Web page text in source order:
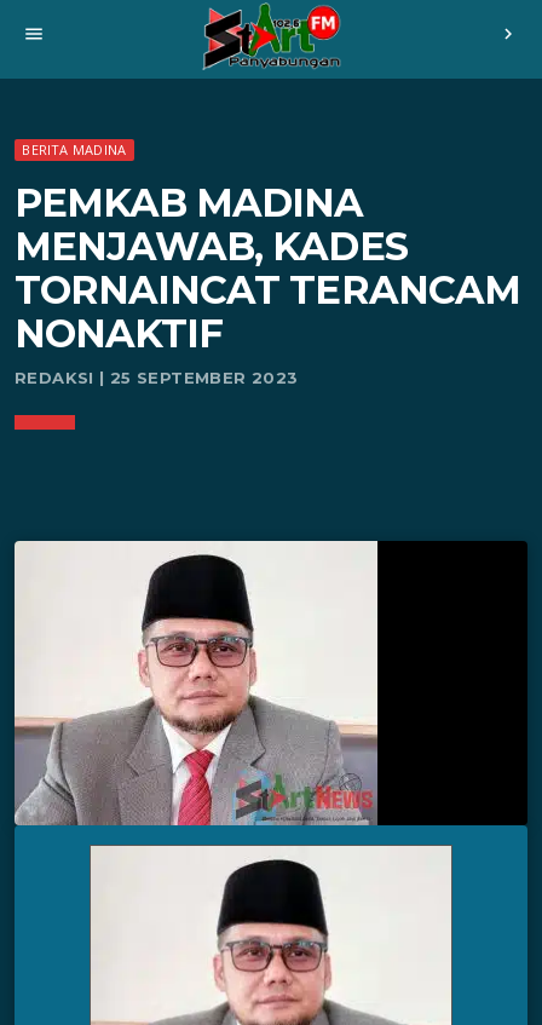
menu chevron_right
BERITA MADINA
PEMKAB MADINA
MENJAWAB, KADES
TORNAINCAT TERANCAM
NONAKTIF
REDAKSI | 25 SEPTEMBER 2023